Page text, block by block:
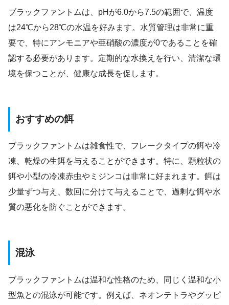
ブラックファントムは、pHが6.0から7.5の範囲で、温度
は24℃から28℃の水温を好みます。水質管理は非常に重
要で、特にアンモニアや亜硝酸の濃度が0であることを確
認する必要があります。定期的な水換えを行い、清潔な環
境を保つことが、健康な成長を促します。
おすすめの餌
ブラックファントムは雑食性で、フレークタイプの餌や冷
凍、乾燥の生餌を与えることができます。特に、顆粒状の
餌や小型の冷凍赤虫やミジンコは非常に好まれます。餌は
少量ずつ与え、数回に分けて与えることで、過剰な餌や水
質の悪化を防ぐことができます。
混泳
ブラックファントムは温和な性格のため、同じく温和な小
型魚との混泳が可能です。例えば、ネオンテトラやグッピ